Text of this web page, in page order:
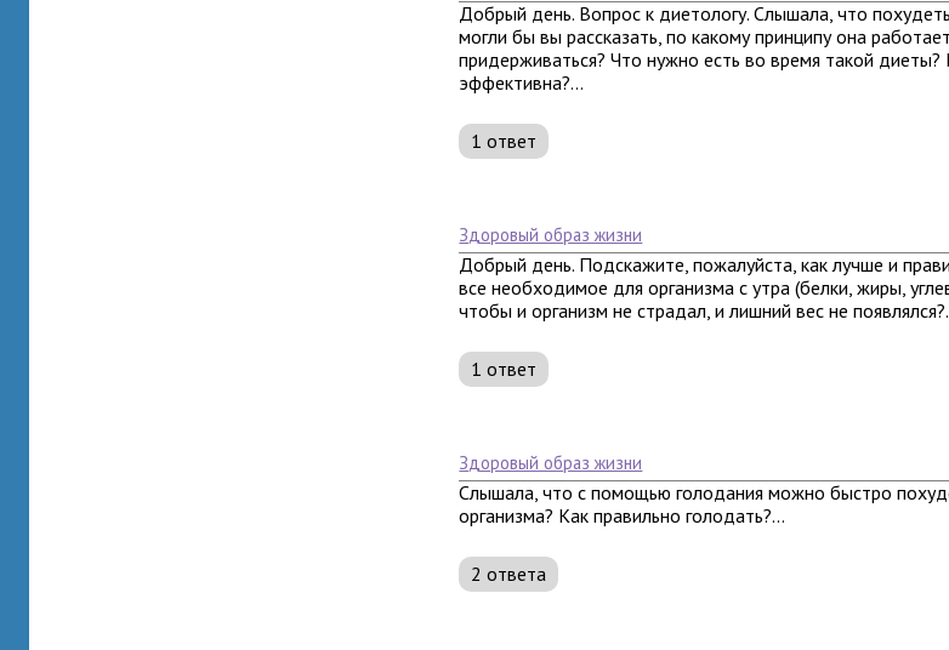
Добрый день. Вопрос к диетологу. Слышала, что
могли бы вы рассказать, по какому принципу она
придерживаться? Что нужно есть во время такой диеты?
эффективна?...
1 ответ
здоровый образ жизни
Добрый день. Подскажите, пожалуйста, как лучше и
все необходимое для организма с утра (белки, жиры,
чтобы и организм не страдал, и лишний вес не
1 ответ
здоровый образ жизни
Слышала, что с помощью голодания можно быстро
организма? Как правильно голодать?...
2 ответа